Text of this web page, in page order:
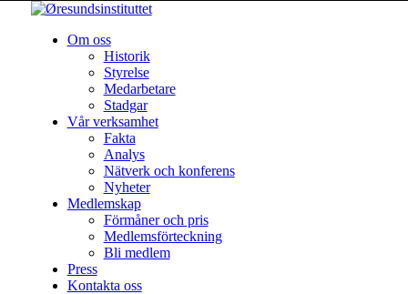
Om oss
Historik
Styrelse
Medarbetare
Stadgar
Vår verksamhet
Fakta
Analys
Nätverk och konferens
Nyheter
Medlemskap
Förmåner och pris
Medlemsförteckning
Bli medlem
Press
Kontakta oss